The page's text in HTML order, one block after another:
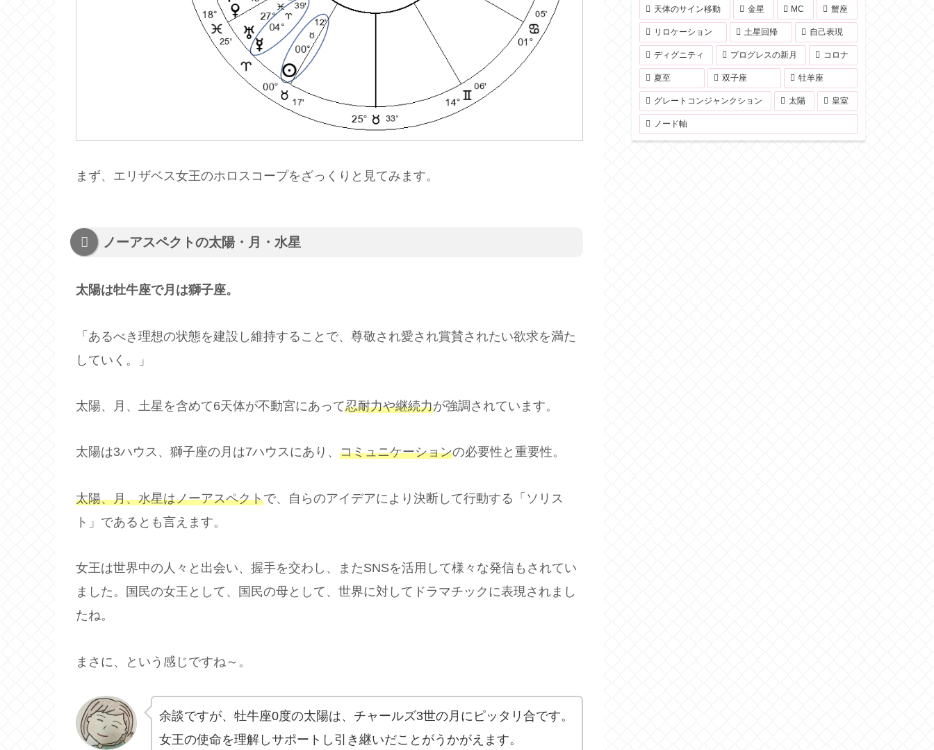
まず、エリザベス女王のホロスコープをざっくりと見てみます。
ノーアスペクトの太陽・月・水星
太陽は牡牛座で月は獅子座。
「あるべき理想の状態を建設し維持することで、尊敬され愛され賞賛されたい欲求を満た
していく。」
太陽、月、土星を含めて6天体が不動宮にあって忍耐力や継続力が強調されています。
太陽は3ハウス、獅子座の月は7ハウスにあり、 コミュニケーションの必要性と重要性。
太陽、月、水星はノーアスペクトで、自らのアイデアにより決断して行動する「ソリス
ト」であるとも言えます。
女王は世界中の人々と出会い、握手を交わし、またSNSを活用して様々な発信もされてい
ました。国民の女王として、国民の母として、世界に対してドラマチックに表現されまし
たね。
まさに、という感じですね～。
余談ですが、牡牛座0度の太陽は、チャールズ3世の月にピッタリ合です。
女王の使命を理解しサポートし引き継いだことがうかがえます。
天体のサイン移動 金星 MC 蟹座
リロケーション 土星回帰 自己表現
ディグニティ プログレスの新月 コロナ
夏至 双子座 牡羊座
グレートコンジャンクション 太陽 皇室
ノード軸